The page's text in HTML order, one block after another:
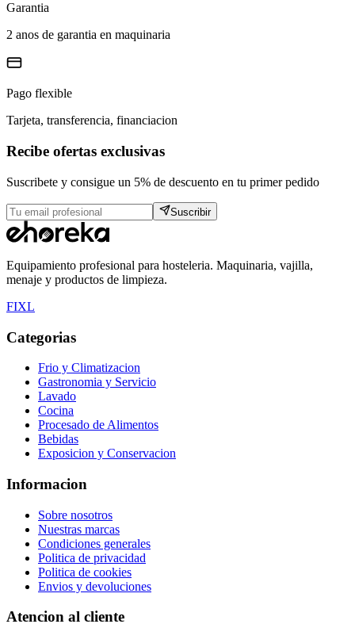
Garantia
2 anos de garantia en maquinaria
Pago flexible
Tarjeta, transferencia, financiacion
Recibe ofertas exclusivas
Suscribete y consigue un 5% de descuento en tu primer pedido
Suscribir
Equipamiento profesional para hosteleria. Maquinaria, vajilla,
menaje y productos de limpieza.
FIXL
Categorias
Frio y Climatizacion
Gastronomia y Servicio
Lavado
Cocina
Procesado de Alimentos
Bebidas
Exposicion y Conservacion
Informacion
Sobre nosotros
Nuestras marcas
Condiciones generales
Politica de privacidad
Politica de cookies
Envios y devoluciones
Atencion al cliente